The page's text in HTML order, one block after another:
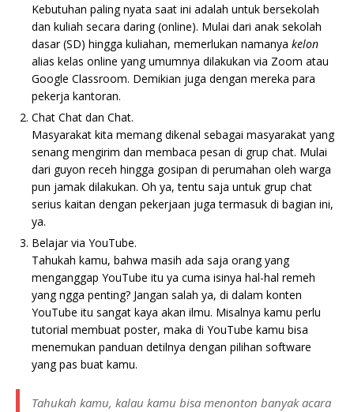
Kebutuhan paling nyata saat ini adalah untuk bersekolah
dan kuliah secara daring (online). Mulai dari anak sekolah
dasar (SD) hingga kuliahan, memerlukan namanya kelon
alias kelas online yang umumnya dilakukan via Zoom atau
Google Classroom. Demikian juga dengan mereka para
pekerja kantoran.
Chat Chat dan Chat.
Masyarakat kita memang dikenal sebagai masyarakat yang
senang mengirim dan membaca pesan di grup chat. Mulai
dari guyon receh hingga gosipan di perumahan oleh warga
pun jamak dilakukan. Oh ya, tentu saja untuk grup chat
serius kaitan dengan pekerjaan juga termasuk di bagian ini,
ya.
Belajar via YouTube.
Tahukah kamu, bahwa masih ada saja orang yang
menganggap YouTube itu ya cuma isinya hal-hal remeh
yang ngga penting? Jangan salah ya, di dalam konten
YouTube itu sangat kaya akan ilmu. Misalnya kamu perlu
tutorial membuat poster, maka di YouTube kamu bisa
menemukan panduan detilnya dengan pilihan software
yang pas buat kamu.
Tahukah kamu, kalau kamu bisa menonton banyak acara